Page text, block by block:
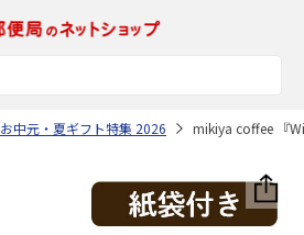
お中元・夏ギフト特集 2026 mikiya coffee 『